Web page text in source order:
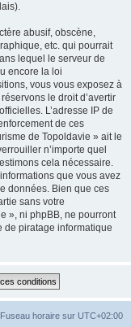
abusif, obscène,
etc. qui pourrait
lequel le serveur de
encore la loi
vous vous exposez à
le droit d’avertir
L’adresse IP de
de ces
de Topoldavie » ait le
n’importe quel
cela nécessaire.
que vous avez
données. Bien que ces
sans votre
», ni phpBB, ne pourront
de piratage informatique
Fuseau horaire sur UTC+02:00